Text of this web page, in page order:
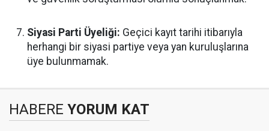
Siyasi Parti Üyeliği: Geçici kayıt tarihi itibarıyla
herhangi bir siyasi partiye veya yan kuruluşlarına
üye bulunmamak.
HABERE YORUM KAT